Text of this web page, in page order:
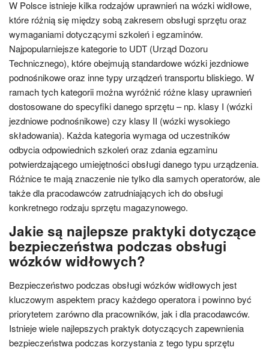
W Polsce istnieje kilka rodzajów uprawnień na wózki widłowe,
które różnią się między sobą zakresem obsługi sprzętu oraz
wymaganiami dotyczącymi szkoleń i egzaminów.
Najpopularniejsze kategorie to UDT (Urząd Dozoru
Technicznego), które obejmują standardowe wózki jezdniowe
podnośnikowe oraz inne typy urządzeń transportu bliskiego. W
ramach tych kategorii można wyróżnić różne klasy uprawnień
dostosowane do specyfiki danego sprzętu – np. klasy I (wózki
jezdniowe podnośnikowe) czy klasy II (wózki wysokiego
składowania). Każda kategoria wymaga od uczestników
odbycia odpowiednich szkoleń oraz zdania egzaminu
potwierdzającego umiejętności obsługi danego typu urządzenia.
Różnice te mają znaczenie nie tylko dla samych operatorów, ale
także dla pracodawców zatrudniających ich do obsługi
konkretnego rodzaju sprzętu magazynowego.
Jakie są najlepsze praktyki dotyczące
bezpieczeństwa podczas obsługi
wózków widłowych?
Bezpieczeństwo podczas obsługi wózków widłowych jest
kluczowym aspektem pracy każdego operatora i powinno być
priorytetem zarówno dla pracowników, jak i dla pracodawców.
Istnieje wiele najlepszych praktyk dotyczących zapewnienia
bezpieczeństwa podczas korzystania z tego typu sprzętu